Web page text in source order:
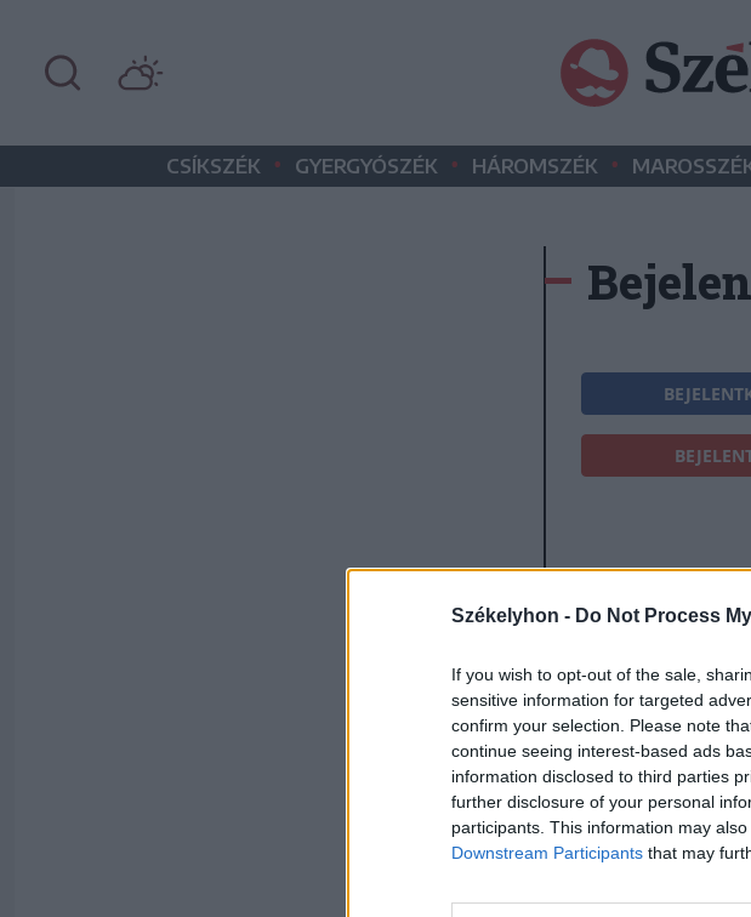
Székelyhon - Do Not Process
If you wish to opt-out of the sale,
sensitive information for targeted
confirm your selection. Please note
continue seeing interest-based ads
information disclosed to third parties
further disclosure of your personal
participants. This information may
Downstream Participants that may
CSÍKSZÉK • GYERGYÓSZÉK • HÁROMSZÉK •
E-mail-cím
Jelszó
Elfelejtette a